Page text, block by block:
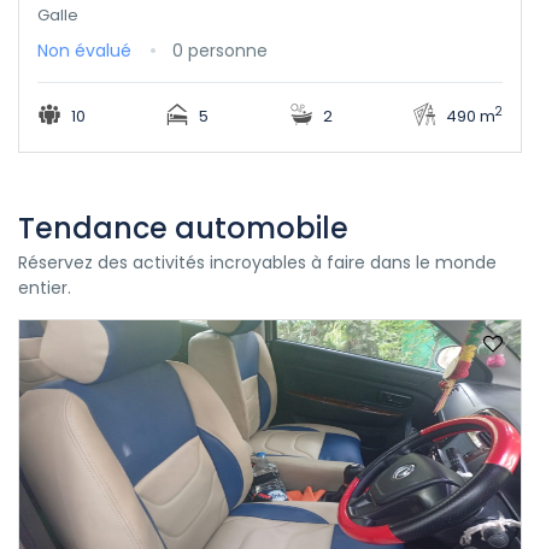
Galle
Non évalué 0 personne
10 5 2 490 m2
Tendance automobile
Réservez des activités incroyables à faire dans le monde
entier.